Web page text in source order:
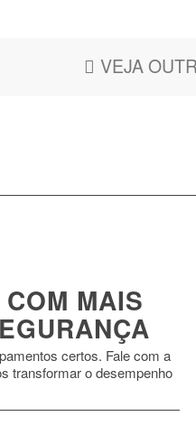
VEJA
MAIS
certos. Fale com a
transformar o desempenho